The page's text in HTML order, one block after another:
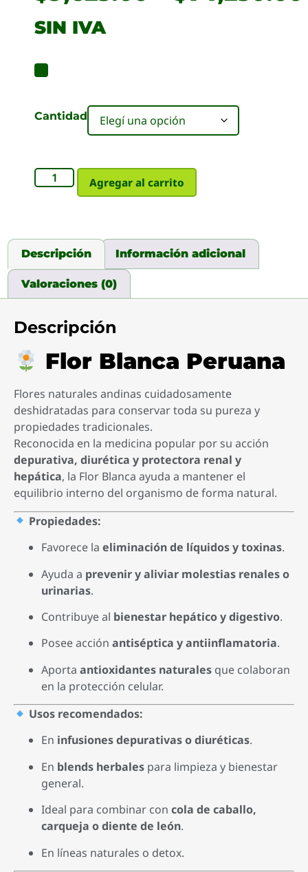
SIN IVA
Cantidad
Agregar al carrito
Descripción Información adicional
Valoraciones (0)
Descripción
Flor Blanca Peruana
Flores naturales andinas cuidadosamente
deshidratadas para conservar toda su pureza y
propiedades tradicionales.
Reconocida en la medicina popular por su acción
depurativa, diurética y protectora renal y
hepática, la Flor Blanca ayuda a mantener el
equilibrio interno del organismo de forma natural.
Propiedades:
Favorece la eliminación de líquidos y toxinas.
Ayuda a prevenir y aliviar molestias renales o
urinarias.
Contribuye al bienestar hepático y digestivo.
Posee acción antiséptica y antiinflamatoria.
Aporta antioxidantes naturales que colaboran
en la protección celular.
Usos recomendados:
En infusiones depurativas o diuréticas.
En blends herbales para limpieza y bienestar
general.
Ideal para combinar con cola de caballo,
carqueja o diente de león.
En líneas naturales o detox.